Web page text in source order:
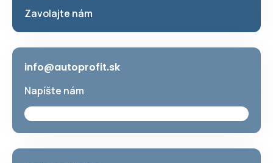
Zavolajte nám
info@autoprofit.sk
Napíšte nám